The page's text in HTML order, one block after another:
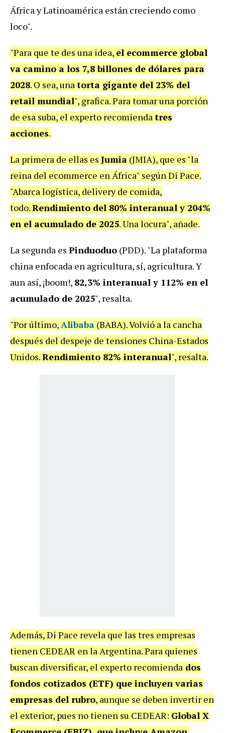
África y Latinoamérica están creciendo como
loco".
"Para que te des una idea, el ecommerce global
va camino a los 7,8 billones de dólares para
2028. O sea, unatorta gigante del 23% del
retail mundial", grafica. Para tomar una porción
de esa suba, el experto recomiendatres
acciones.
La primera de ellas es Jumia (JMIA), que es "la
reina del ecommerce en África" según Di Pace.
"Abarca logística, delivery de comida,
todo.Rendimiento del 80% interanual y 204%
en el acumulado de 2025. Una locura", añade.
La segunda es Pinduoduo (PDD). "La plataforma
china enfocada en agricultura, sí, agricultura. Y
aun así, ¡boom!, 82,3% interanual y 112% en el
acumulado de 2025", resalta.
"Por último,Alibaba (BABA). Volvió a la cancha
después del despeje de tensiones China-Estados
Unidos.Rendimiento 82% interanual", resalta.
Además, Di Pace revela que las tres empresas
tienen CEDEAR en la Argentina. Para quienes
buscan diversificar, el experto recomienda dos
fondos cotizados (ETF) que incluyen varias
empresas del rubro, aunque se deben invertir en
el exterior, pues no tienen su CEDEAR: Global X